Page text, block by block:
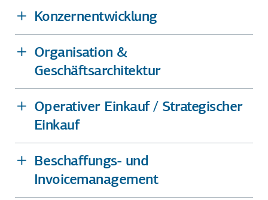
Konzernentwicklung
Organisation &
Geschäftsarchitektur
Operativer Einkauf / Strategischer
Einkauf
Beschaffungs- und
Invoicemanagement